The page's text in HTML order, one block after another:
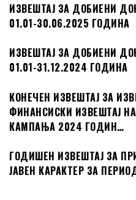
ИЗВЕШТАЈ ЗА ДОБИЕНИ
01.01-30.06.2025 ГОДИНА
ИЗВЕШТАЈ ЗА ДОБИЕНИ
01.01-31.12.2024 ГОДИНА
КОНЕЧЕН ИЗВЕШТАЈ ЗА
ФИНАНСИСКИ ИЗВЕШТАЈ
КАМПАЊА 2024 ГОДИН…
ГОДИШЕН ИЗВЕШТАЈ ЗА
ЈАВЕН КАРАКТЕР ЗА